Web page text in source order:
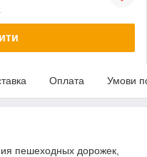
Оплата Умови
пешеходных дорожек,